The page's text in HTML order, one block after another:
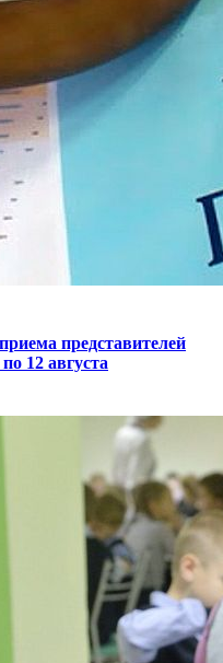
представителей
12 августа